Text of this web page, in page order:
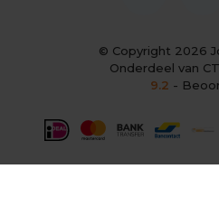
© Copyright 2026
Onderdeel van
9.2 -